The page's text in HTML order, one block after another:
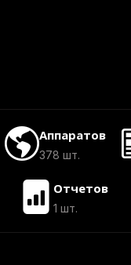
Аппаратов
378 шт.
Отчетов
1 шт.